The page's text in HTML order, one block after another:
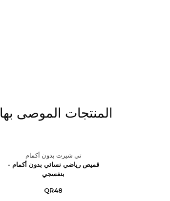
المنتجات الموصى بها
تي شيرت بدون أكمام
قميص رياضي نسائي بدون أكمام -
بنفسجي
QR48